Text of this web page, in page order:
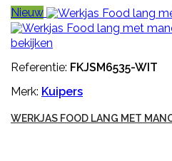
Nieuw
bekijken
Referentie: FKJSM6535-WIT
Merk: Kuipers
WERKJAS FOOD LANG MET